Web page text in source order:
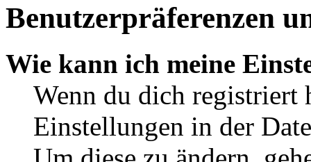
Benutzerpräferenzen
Wie kann ich meine
Wenn du dich registriert
Einstellungen in der